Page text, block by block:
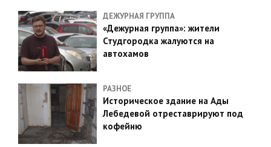
ДЕЖУРНАЯ ГРУППА
«Дежурная группа»: жители
Студгородка жалуются на
автохамов
РАЗНОЕ
Историческое здание на Ады
Лебедевой отреставрируют под
кофейню